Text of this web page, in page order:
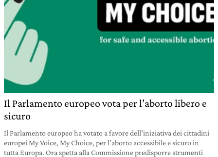
Il Parlamento europeo vota per l’aborto libero e
sicuro
Il Parlamento europeo ha votato a favore dell’iniziativa dei cittadini
europei My Voice, My Choice, per l’aborto accessibile e sicuro in
tutta Europa. Ora spetta alla Commissione predisporre strumenti